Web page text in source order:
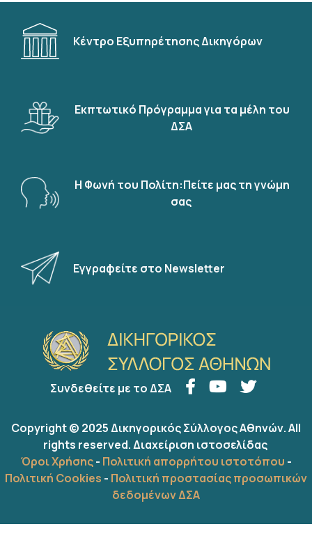
Κέντρο Εξυπηρέτησης Δικηγόρων
Εκπτωτικό Πρόγραμμα για τα μέλη του
ΔΣΑ
Η Φωνή του Πολίτη:Πείτε μας τη γνώμη
σας
Εγγραφείτε στο Newsletter
Συνδεθείτε με το ΔΣΑ
Copyright © 2025 Δικηγορικός Σύλλογος Αθηνών. All
rights reserved.Διαχείριση ιστοσελίδας
Όροι Χρήσης- Πολιτική απορρήτου ιστοτόπου -
Πολιτική Cookies - Πολιτική προστασίας προσωπικών
δεδομένων ΔΣΑ